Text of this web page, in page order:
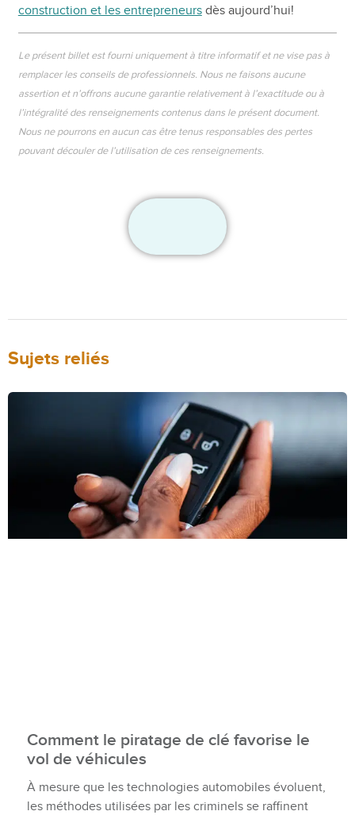
construction et les entrepreneursdès aujourd’hui!
Le présent billet est fourni uniquement à titre informatif et ne vise pas à
remplacer les conseils de professionnels. Nous ne faisons aucune
assertion et n’offrons aucune garantie relativement à l’exactitude ou à
l’intégralité des renseignements contenus dans le présent document.
Nous ne pourrons en aucun cas être tenus responsables des pertes
pouvant découler de l’utilisation de ces renseignements.
Sujets reliés
Comment le piratage de clé favorise le
vol de véhicules
À mesure que les technologies automobiles évoluent,
les méthodes utilisées par les criminels se raffinent